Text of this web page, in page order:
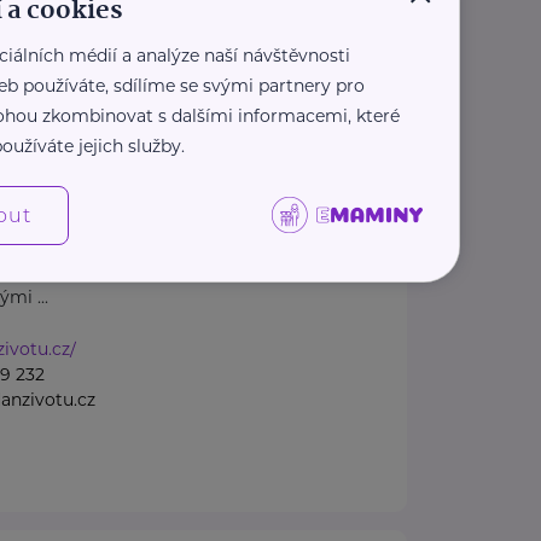
207
společnost
/27
společnost Dlaň životu
...
232
cookies
médií a analýze naší návštěvnosti
používáte, sdílíme se svými partnery pro
zkombinovat s dalšími informacemi, které
jejich služby.